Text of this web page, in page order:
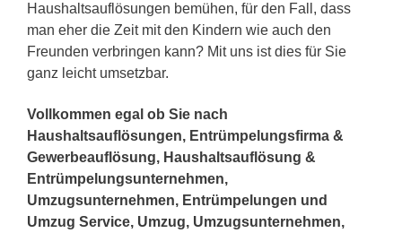
Haushaltsauflösungen bemühen, für den Fall, dass
man eher die Zeit mit den Kindern wie auch den
Freunden verbringen kann? Mit uns ist dies für Sie
ganz leicht umsetzbar.
Vollkommen egal ob Sie nach
Haushaltsauflösungen, Entrümpelungsfirma &
Gewerbeauflösung, Haushaltsauflösung &
Entrümpelungsunternehmen,
Umzugsunternehmen, Entrümpelungen und
Umzug Service, Umzug, Umzugsunternehmen,